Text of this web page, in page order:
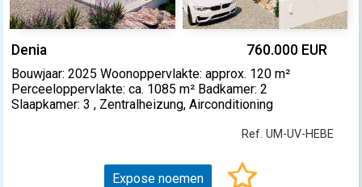
Denia 760.000 EUR
Bouwjaar: 2025 Woonoppervlakte: approx. 120 m²
Perceeloppervlakte: ca. 1085 m² Badkamer: 2
Slaapkamer: 3 , Zentralheizung, Airconditioning
Ref. UM-UV-HEBE
Expose noemen